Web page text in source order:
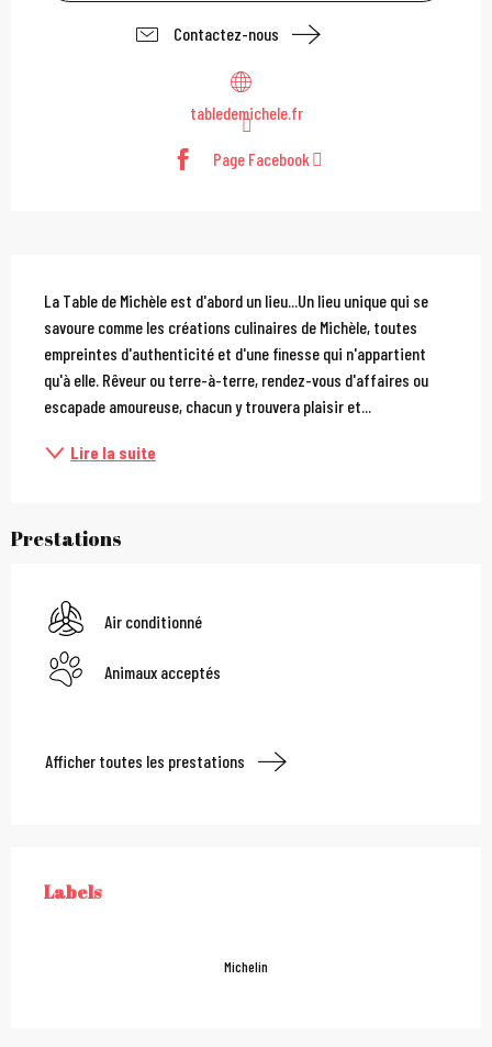
Contactez-nous
tabledemichele.fr
Page Facebook
Description
La Table de Michèle est d'abord un lieu...Un lieu unique qui se
savoure comme les créations culinaires de Michèle, toutes
empreintes d'authenticité et d'une finesse qui n'appartient
qu'à elle. Rêveur ou terre-à-terre, rendez-vous d'affaires ou
escapade amoureuse, chacun y trouvera plaisir et...
Lire la suite
Prestations
Air conditionné
Animaux acceptés
Afficher toutes les prestations
Offres de prestations
LABELS
Labels
Michelin